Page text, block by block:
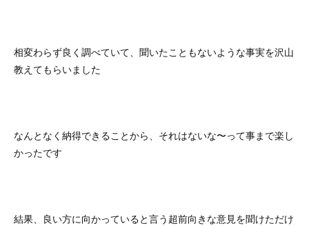
相変わらず良く調べていて、聞いたこともないような事実を沢山
教えてもらいました
なんとなく納得できることから、それはないな〜って事まで楽し
かったです
結果、良い方に向かっていると言う超前向きな意見を聞けただけ